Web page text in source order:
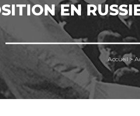
EN
Accueil >